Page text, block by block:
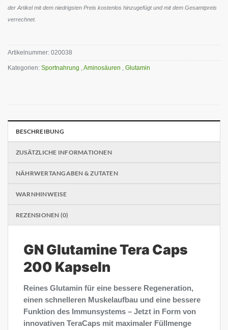
der Artikel mit dem niedrigsten Preis kostenlos hinzugefügt und mit dem Gesamtpreis
verrechnet.
Artikelnummer: 020038
Kategorien: Sportnahrung ,Aminosäuren , Glutamin
BESCHREIBUNG
ZUSÄTZLICHE INFORMATIONEN
NÄHRWERTANGABEN & ZUTATEN
WARNHINWEISE
REZENSIONEN (0)
GN Glutamine Tera Caps
200 Kapseln
Reines Glutamin für eine bessere Regeneration,
einen schnelleren Muskelaufbau und eine bessere
Funktion des Immunsystems – Jetzt in Form von
innovativen TeraCaps mit maximaler Füllmenge